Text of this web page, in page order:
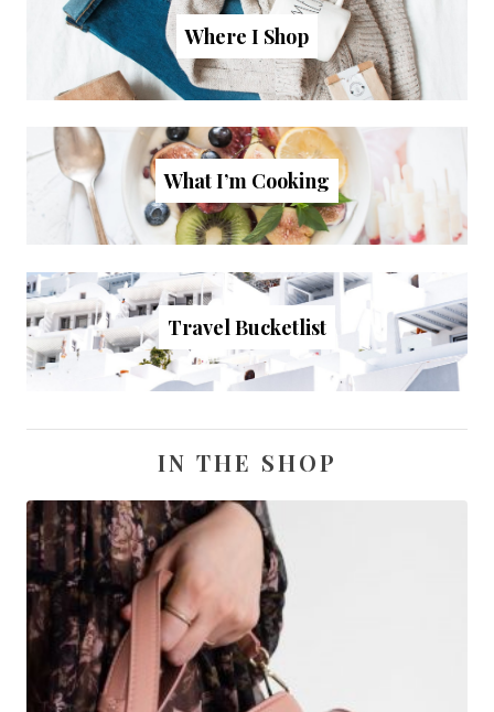
Where I Shop
What I’m Cooking
Travel Bucketlist
IN THE SHOP